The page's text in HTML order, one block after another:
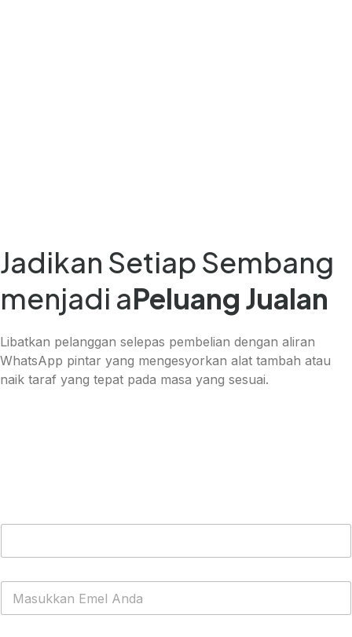
Jadikan Setiap Sembang
menjadi aPeluang Jualan
Libatkan pelanggan selepas pembelian dengan aliran
WhatsApp pintar yang mengesyorkan alat tambah atau
naik taraf yang tepat pada masa yang sesuai.